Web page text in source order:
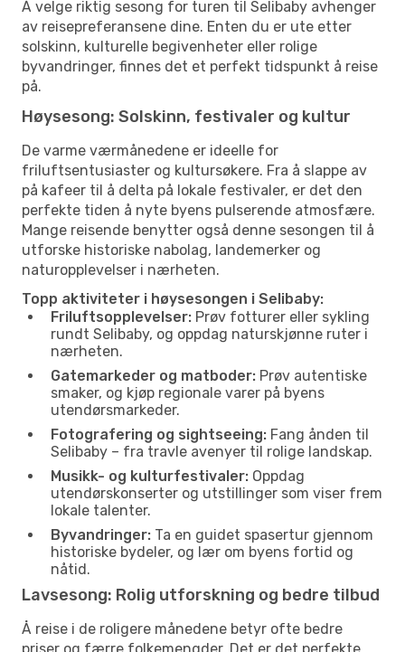
Å velge riktig sesong for turen til Selibaby avhenger
av reisepreferansene dine. Enten du er ute etter
solskinn, kulturelle begivenheter eller rolige
byvandringer, finnes det et perfekt tidspunkt å reise
på.
Høysesong: Solskinn, festivaler og kultur
De varme værmånedene er ideelle for
friluftsentusiaster og kultursøkere. Fra å slappe av
på kafeer til å delta på lokale festivaler, er det den
perfekte tiden å nyte byens pulserende atmosfære.
Mange reisende benytter også denne sesongen til å
utforske historiske nabolag, landemerker og
naturopplevelser i nærheten.
Topp aktiviteter i høysesongen i Selibaby:
Friluftsopplevelser: Prøv fotturer eller sykling
rundt Selibaby, og oppdag naturskjønne ruter i
nærheten.
Gatemarkeder og matboder: Prøv autentiske
smaker, og kjøp regionale varer på byens
utendørsmarkeder.
Fotografering og sightseeing: Fang ånden til
Selibaby – fra travle avenyer til rolige landskap.
Musikk- og kulturfestivaler: Oppdag
utendørskonserter og utstillinger som viser frem
lokale talenter.
Byvandringer: Ta en guidet spasertur gjennom
historiske bydeler, og lær om byens fortid og
nåtid.
Lavsesong: Rolig utforskning og bedre tilbud
Å reise i de roligere månedene betyr ofte bedre